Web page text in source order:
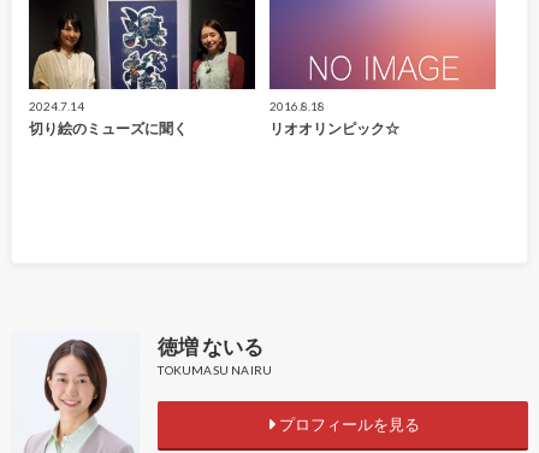
2024.7.14
切り絵のミューズに聞く
2016.8.18
リオオリンピック☆
徳増 ないる
TOKUMASU NAIRU
プロフィールを見る